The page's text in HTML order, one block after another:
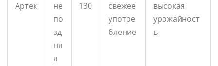
Артек
не
по
зд
ня
я
130
свежее
употре
бление
высокая
урожайност
ь